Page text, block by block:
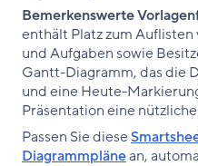
Bemerkenswerte
enthält Platz zum
und Aufgaben sowie
Gantt-Diagramm, das die
und eine Heute-
Präsentation eine
Passen Sie diese
Diagrammplänean,